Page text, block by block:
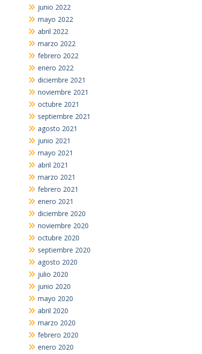
junio 2022
mayo 2022
abril 2022
marzo 2022
febrero 2022
enero 2022
diciembre 2021
noviembre 2021
octubre 2021
septiembre 2021
agosto 2021
junio 2021
mayo 2021
abril 2021
marzo 2021
febrero 2021
enero 2021
diciembre 2020
noviembre 2020
octubre 2020
septiembre 2020
agosto 2020
julio 2020
junio 2020
mayo 2020
abril 2020
marzo 2020
febrero 2020
enero 2020